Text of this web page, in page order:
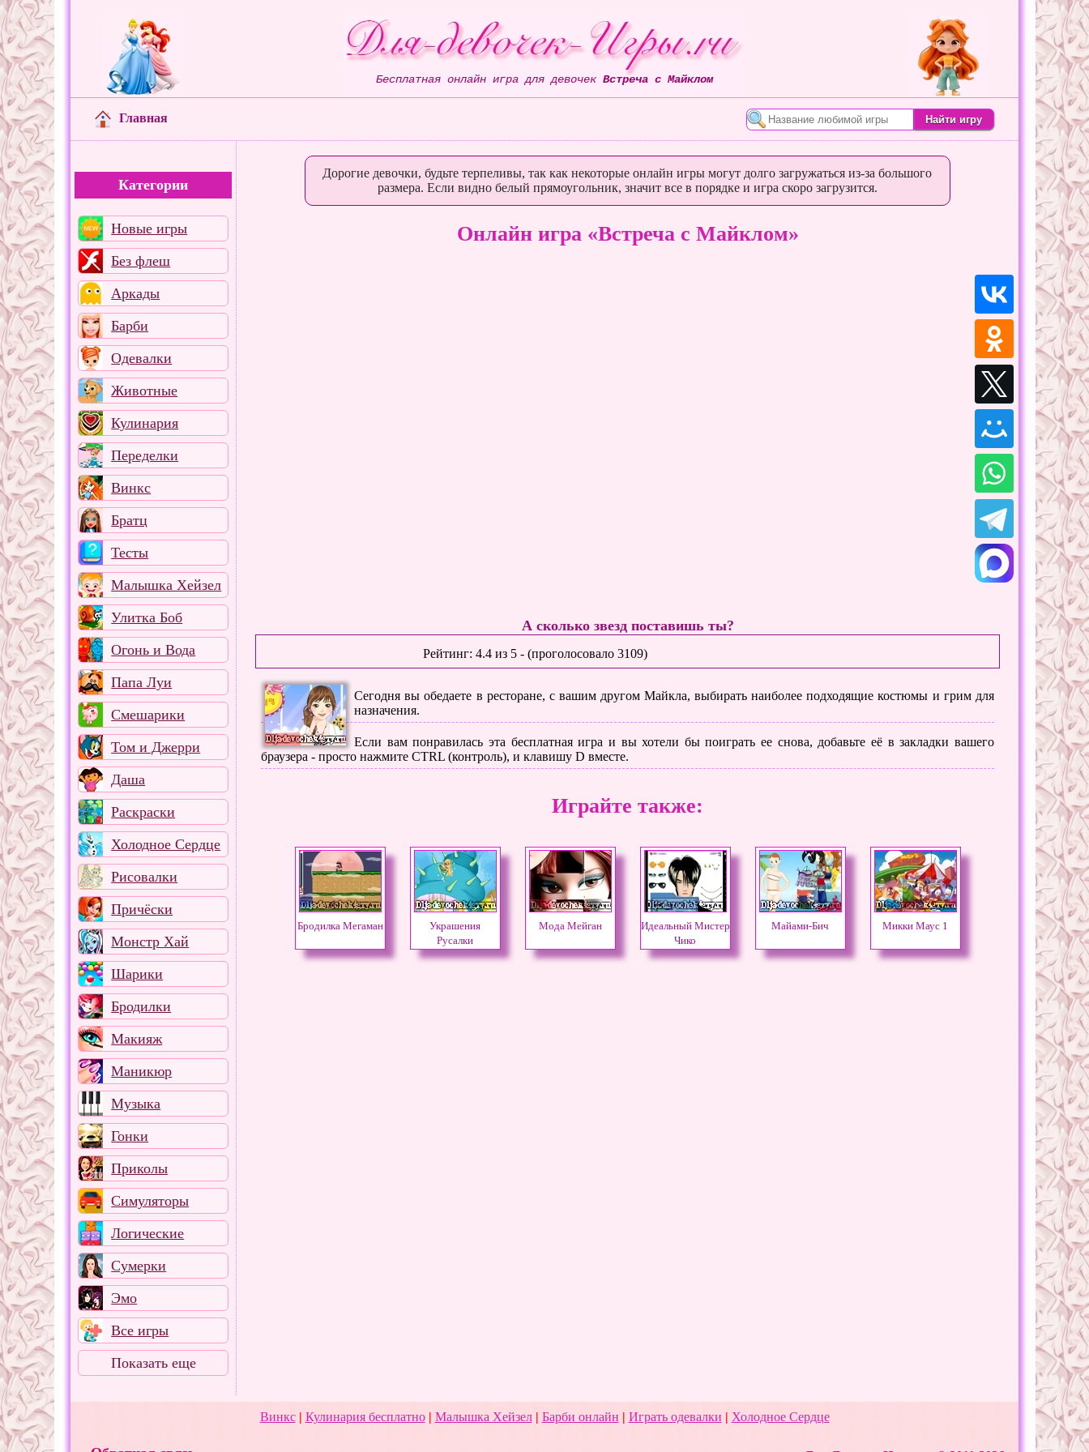
Бесплатная онлайн игра для девочек Встреча с Майклом
Главная
Категории
Новые игры
Без флеш
Аркады
Барби
Одевалки
Животные
Кулинария
Переделки
Винкс
Братц
Тесты
Малышка Хейзел
Улитка Боб
Огонь и Вода
Папа Луи
Смешарики
Том и Джерри
Даша
Раскраски
Холодное Сердце
Рисовалки
Причёски
Монстр Хай
Шарики
Бродилки
Макияж
Маникюр
Музыка
Гонки
Приколы
Симуляторы
Логические
Сумерки
Эмо
Все игры
Показать еще
Дорогие девочки, будьте терпеливы, так как некоторые онлайн игры могут долго загружаться из-за большого
размера. Если видно белый прямоугольник, значит все в порядке и игра скоро загрузится.
Онлайн игра «Встреча с Майклом»
А сколько звезд поставишь ты?
Рейтинг:4.4 из 5 - (проголосовало3109)
Сегодня вы обедаете в ресторане, с вашим другом Майкла, выбирать наиболее подходящие костюмы и грим для
назначения.
Если вам понравилась эта бесплатная игра и вы хотели бы поиграть ее снова, добавьте её в закладки вашего
браузера - просто нажмите CTRL (контроль), и клавишу D вместе.
Играйте также:
Бродилка Мегаман
Украшения
Русалки
Мода Мейган
Идеальный Мистер
Чико
Майами-Бич Микки Маус 1
Винкс| Кулинария бесплатно| Малышка Хейзел| Барби онлайн | Играть одевалки | Холодное Сердце